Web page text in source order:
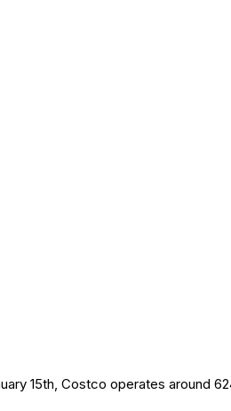
15th, Costco operates around